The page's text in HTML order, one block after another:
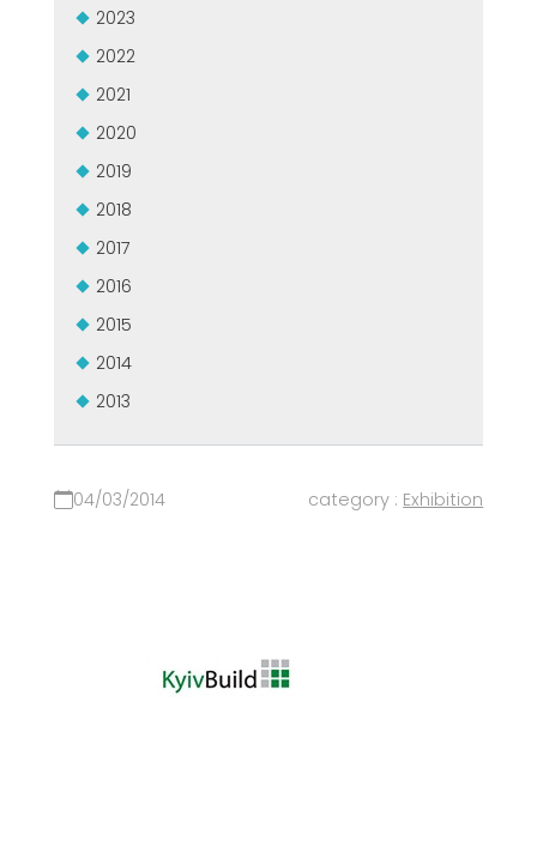
GROUPE MEP MACHINES D\'OCCASION CERTIFIÉ
EFFECTIVE COMMUNICATION
2023
2022
2021
2020
2019
2018
2017
2016
2015
2014
2013
04/03/2014 category : Exhibition